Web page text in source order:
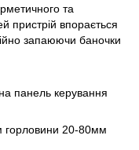
та
пристрій впорається
запаюючи баночки
панель керування
горловини 20-80мм